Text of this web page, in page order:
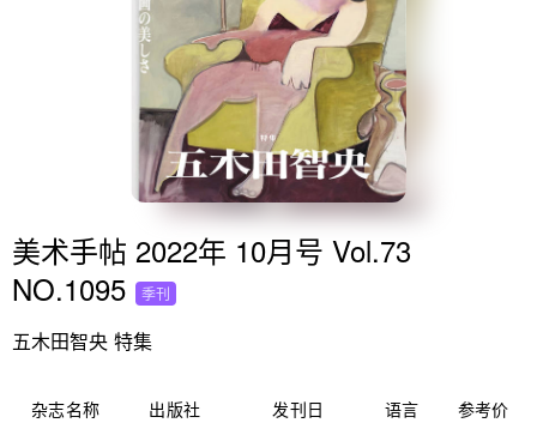
美术手帖 2022年 10月号 Vol.73
NO.1095
季刊
五木田智央 特集
杂志名称 出版社 发刊日 语言 参考价